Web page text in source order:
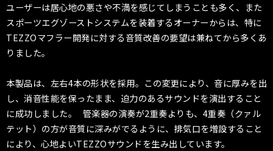
ユーザーは居心地の悪さや不満を感じてしまうことも多く、また
スポーツエグゾーストシステムを装着するオーナーからは、特に
TEZZOマフラー開発に対する音質改善の要望は兼ねてから多くあ
りました。
本製品は、左右4本の形状を採用。この変更により、音に厚みを出
し、消音性能を保ったまま、迫力のあるサウンドを演出すること
に成功しました。 管楽器の演奏が2重奏よりも、4重奏（クァル
テット）の方が音質に深みがでるように、排気口を増設すること
により、心地よいTEZZOサウンドを生み出しています。